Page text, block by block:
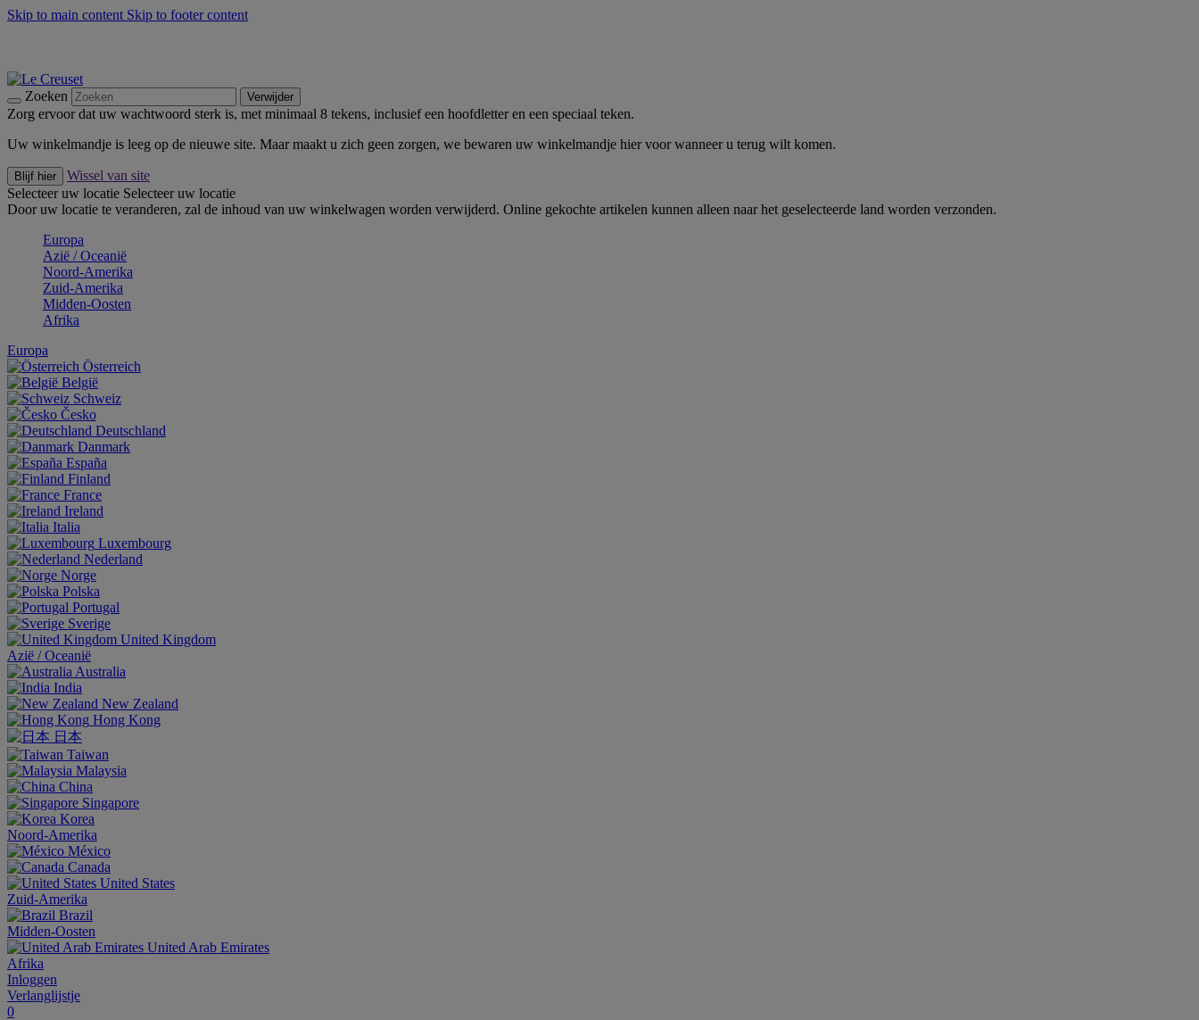
Skip to main content Skip to footer content
Zoeken Verwijder
Zorg ervoor dat uw wachtwoord sterk is, met minimaal 8 tekens, inclusief een hoofdletter en een speciaal teken.
Uw winkelmandje is leeg op de nieuwe site. Maar maakt u zich geen zorgen, we bewaren uw winkelmandje hier voor wanneer u terug wilt komen.
Blijf hier
Wissel van site
Selecteer uw locatie Selecteer uw locatie
Door uw locatie te veranderen, zal de inhoud van uw winkelwagen worden verwijderd. Online gekochte artikelen kunnen alleen naar het geselecteerde land worden verzonden.
Europa
Aziё / Oceaniё
Noord-Amerika
Zuid-Amerika
Midden-Oosten
Afrika
Europa
Österreich
België
Schweiz
Česko
Deutschland
Danmark
España
Finland
France
Ireland
Italia
Luxembourg
Nederland
Norge
Polska
Portugal
Sverige
United Kingdom
Aziё / Oceaniё
Australia
India
New Zealand
Hong Kong
日本
Taiwan
Malaysia
China
Singapore
Korea
Noord-Amerika
México
Canada
United States
Zuid-Amerika
Brazil
Midden-Oosten
United Arab Emirates
Afrika
Inloggen
Verlanglijstje
0